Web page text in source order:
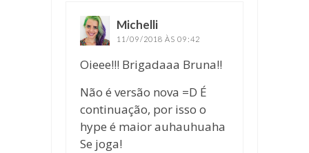
Michelli
11/09/2018 ÀS 09:42
Oieee!!! Brigadaaa Bruna!!
Não é versão nova =D É
continuação, por isso o
hype é maior auhauhuaha
Se joga!